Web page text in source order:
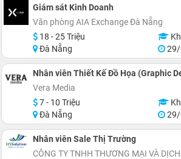
Giám sát Kinh Doanh
Văn phòng AIA Exchange Đà Nẵng
18 - 25 Triệu
Đà Nẵng
29/
Nhân viên Thiết Kế Đồ Họa (Graphic
Vera Media
7 - 10 Triệu
Đà Nẵng
29/
Nhân viên Sale Thị Trường
CÔNG TY TNHH THƯƠNG MẠI VÀ